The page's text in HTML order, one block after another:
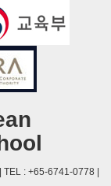
: +65-6741-0778 |